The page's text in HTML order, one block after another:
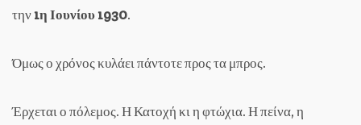
την1η Ιουνίου 1930.
Όμως ο χρόνος κυλάει πάντοτε προς τα μπρος.
Έρχεται ο πόλεμος. Η Κατοχή κι η φτώχια. Η πείνα, η